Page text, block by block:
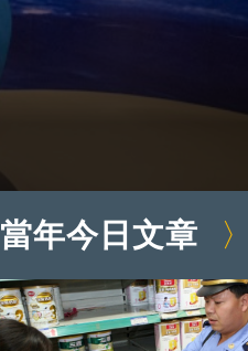
當年今日文章